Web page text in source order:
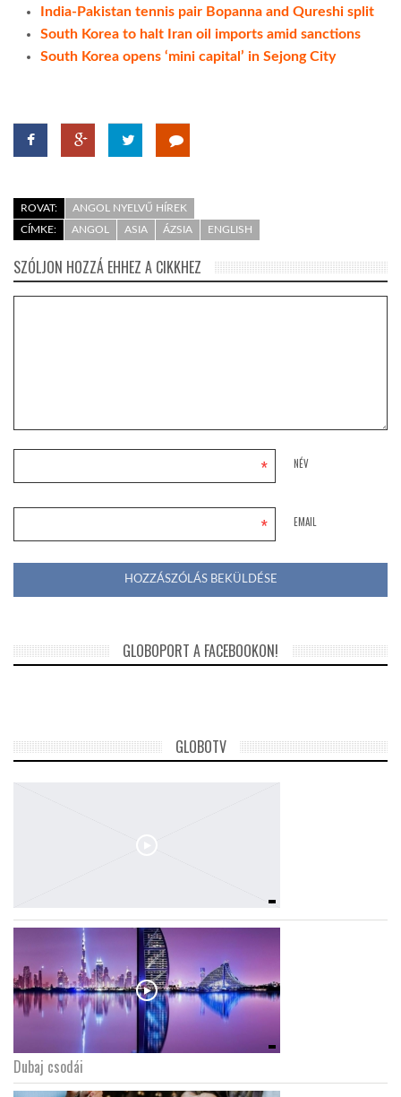
India-Pakistan tennis pair Bopanna and Qureshi split
South Korea to halt Iran oil imports amid sanctions
South Korea opens ‘mini capital’ in Sejong City
ROVAT:
ANGOL NYELVŰ HÍREK
CÍMKE:
ANGOL ASIA ÁZSIA ENGLISH
SZÓLJON HOZZÁ EHHEZ A CIKKHEZ
NÉV
*
EMAIL
*
GLOBOPORT A FACEBOOKON!
GLOBOTV
Dubaj csodái